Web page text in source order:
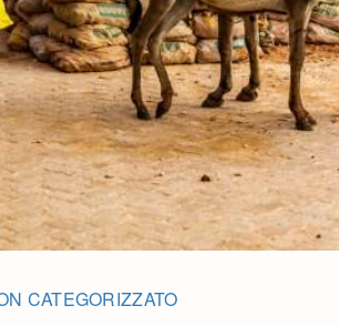
CATEGORIZZATO